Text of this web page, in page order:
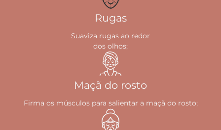
Rugas
Suaviza rugas ao redor
dos olhos;
Maçã do rosto
Firma os músculos para salientar a maçã do rosto;